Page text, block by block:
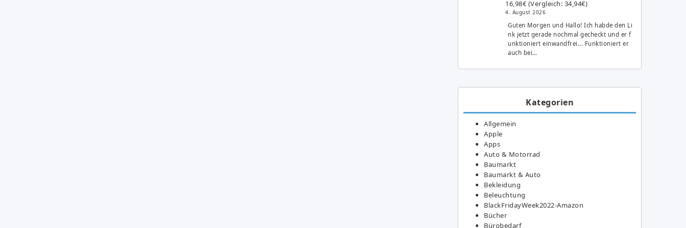
16,98€ (Vergleich: 34,94€)
4. August 2026
Guten Morgen und Hallo! Ich habde den Li
nk jetzt gerade nochmal gecheckt und er f
unktioniert einwandfrei... Funktioniert er
auch bei…
Kategorien
Allgemein
Apple
Apps
Auto & Motorrad
Baumarkt
Baumarkt & Auto
Bekleidung
Beleuchtung
BlackFridayWeek2022-Amazon
Bücher
Bürobedarf